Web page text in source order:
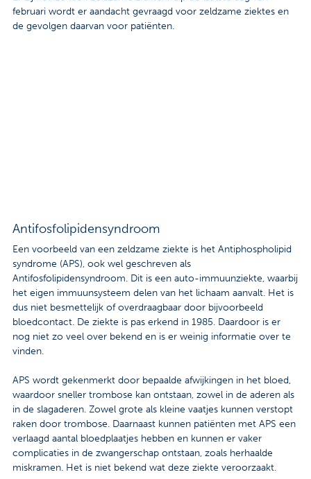
Stages
Afspraak maken
Locaties
Praktische informatie
Onderzoeken
februari wordt er aandacht gevraagd voor zeldzame ziektes en
de gevolgen daarvan voor patiënten.
Antifosfolipidensyndroom
Een voorbeeld van een zeldzame ziekte is het Antiphospholipid
syndrome (APS), ook wel geschreven als
Antifosfolipidensyndroom. Dit is een auto-immuunziekte, waarbij
het eigen immuunsysteem delen van het lichaam aanvalt. Het is
dus niet besmettelijk of overdraagbaar door bijvoorbeeld
bloedcontact. De ziekte is pas erkend in 1985. Daardoor is er
nog niet zo veel over bekend en is er weinig informatie over te
vinden.
APS wordt gekenmerkt door bepaalde afwijkingen in het bloed,
waardoor sneller trombose kan ontstaan, zowel in de aderen als
in de slagaderen. Zowel grote als kleine vaatjes kunnen verstopt
raken door trombose. Daarnaast kunnen patiënten met APS een
verlaagd aantal bloedplaatjes hebben en kunnen er vaker
complicaties in de zwangerschap ontstaan, zoals herhaalde
miskramen. Het is niet bekend wat deze ziekte veroorzaakt.